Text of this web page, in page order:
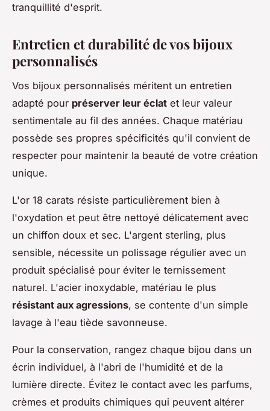
tranquillité d'esprit.
Entretien et durabilité de vos bijoux
personnalisés
Vos bijoux personnalisés méritent un entretien
adapté pour préserver leur éclat et leur valeur
sentimentale au fil des années. Chaque matériau
possède ses propres spécificités qu'il convient de
respecter pour maintenir la beauté de votre création
unique.
L'or 18 carats résiste particulièrement bien à
l'oxydation et peut être nettoyé délicatement avec
un chiffon doux et sec. L'argent sterling, plus
sensible, nécessite un polissage régulier avec un
produit spécialisé pour éviter le ternissement
naturel. L'acier inoxydable, matériau le plus
résistant aux agressions, se contente d'un simple
lavage à l'eau tiède savonneuse.
Pour la conservation, rangez chaque bijou dans un
écrin individuel, à l'abri de l'humidité et de la
lumière directe. Évitez le contact avec les parfums,
crèmes et produits chimiques qui peuvent altérer